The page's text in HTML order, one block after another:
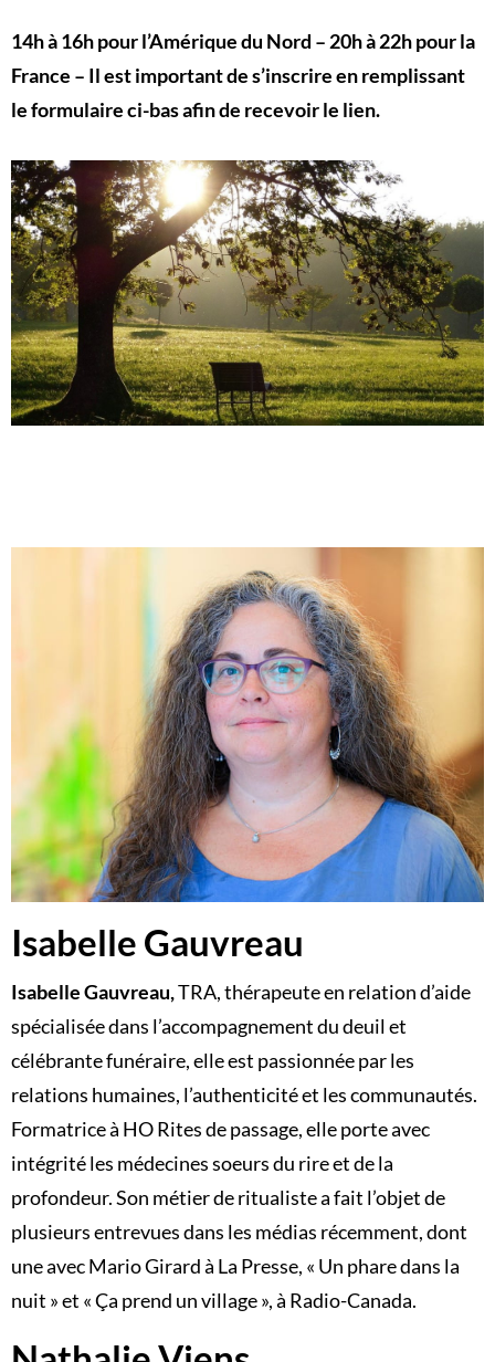
14h à 16h pour l’Amérique du Nord – 20h à 22h pour la
France – Il est important de s’inscrire en remplissant
le formulaire ci-bas afin de recevoir le lien.
Isabelle Gauvreau
Isabelle Gauvreau,TRA, thérapeute en relation d’aide
spécialisée dans l’accompagnement du deuil et
célébrante funéraire, elle est passionnée par les
relations humaines, l’authenticité et les communautés.
Formatrice à HO Rites de passage, elle porte avec
intégrité les médecines soeurs du rire et de la
profondeur. Son métier de ritualiste a fait l’objet de
plusieurs entrevues dans les médias récemment, dont
une avec Mario Girard à La Presse, « Un phare dans la
nuit » et « Ça prend un village », à Radio-Canada.